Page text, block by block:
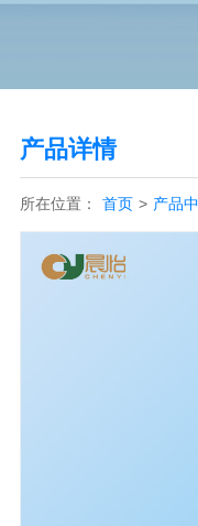
产品详情
所在位置： 首页 > 产品